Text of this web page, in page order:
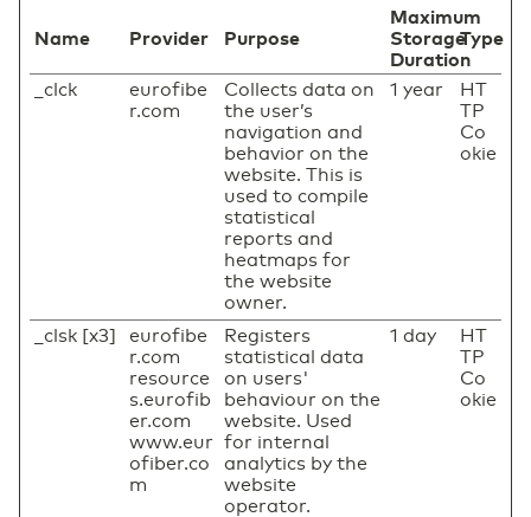
Name Provider Purpose
Maximum
Storage
Duration
Type
_clck
eurofibe
r.com
Collects data on
the user’s
navigation and
behavior on the
website. This is
used to compile
statistical
reports and
heatmaps for
the website
owner.
1 year
HT
TP
Co
okie
_clsk [x3]
eurofibe
r.com
resource
s.eurofib
er.com
www.eur
ofiber.co
m
Registers
statistical data
on users'
behaviour on the
website. Used
for internal
analytics by the
website
operator.
1 day
HT
TP
Co
okie